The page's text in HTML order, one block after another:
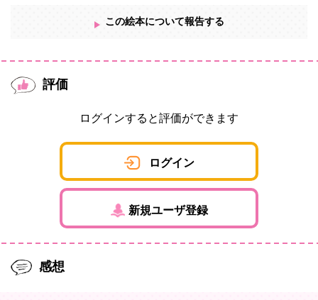
この絵本について報告する
評価
ログインすると評価ができます
ログイン
新規ユーザ登録
感想